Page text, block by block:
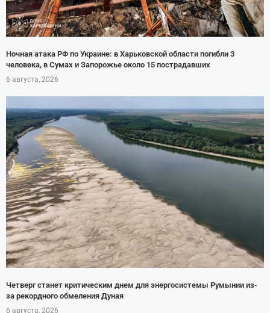
Ночная атака РФ по Украине: в Харьковской области погибли 3
человека, в Сумах и Запорожье около 15 пострадавших
6 августа, 2026
Четверг станет критическим днем для энергосистемы Румынии из-
за рекордного обмеления Дуная
6 августа, 2026